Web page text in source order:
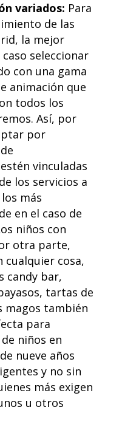
variados: Para
de las
la mejor
seleccionar
con una gama
animación que
todos los
Así, por
por
vinculadas
los servicios a
más
en el caso de
niños con
otra parte,
cualquier cosa,
candy bar,
tartas de
magos también
para
niños en
nueve años
y no sin
más exigen
u otros